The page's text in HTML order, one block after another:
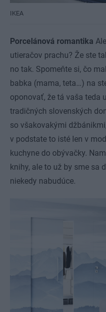
IKEA
Porcelánová romantika
utieračov prachu? Že ste
no tak. Spomeňte si, čo
babka (mama, teta…) na
oponovať, že tá vaša teda
tradičných slovenských
so všakovakými
v podstate to isté len v
kuchyne do obývačky.
knihy, ale to už by sme sa
niekedy nabudúce.